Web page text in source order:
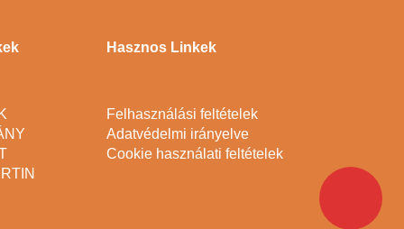
Hasznos Linkek
Felhasználási feltételek
Adatvédelmi irányelve
Cookie használati feltételek